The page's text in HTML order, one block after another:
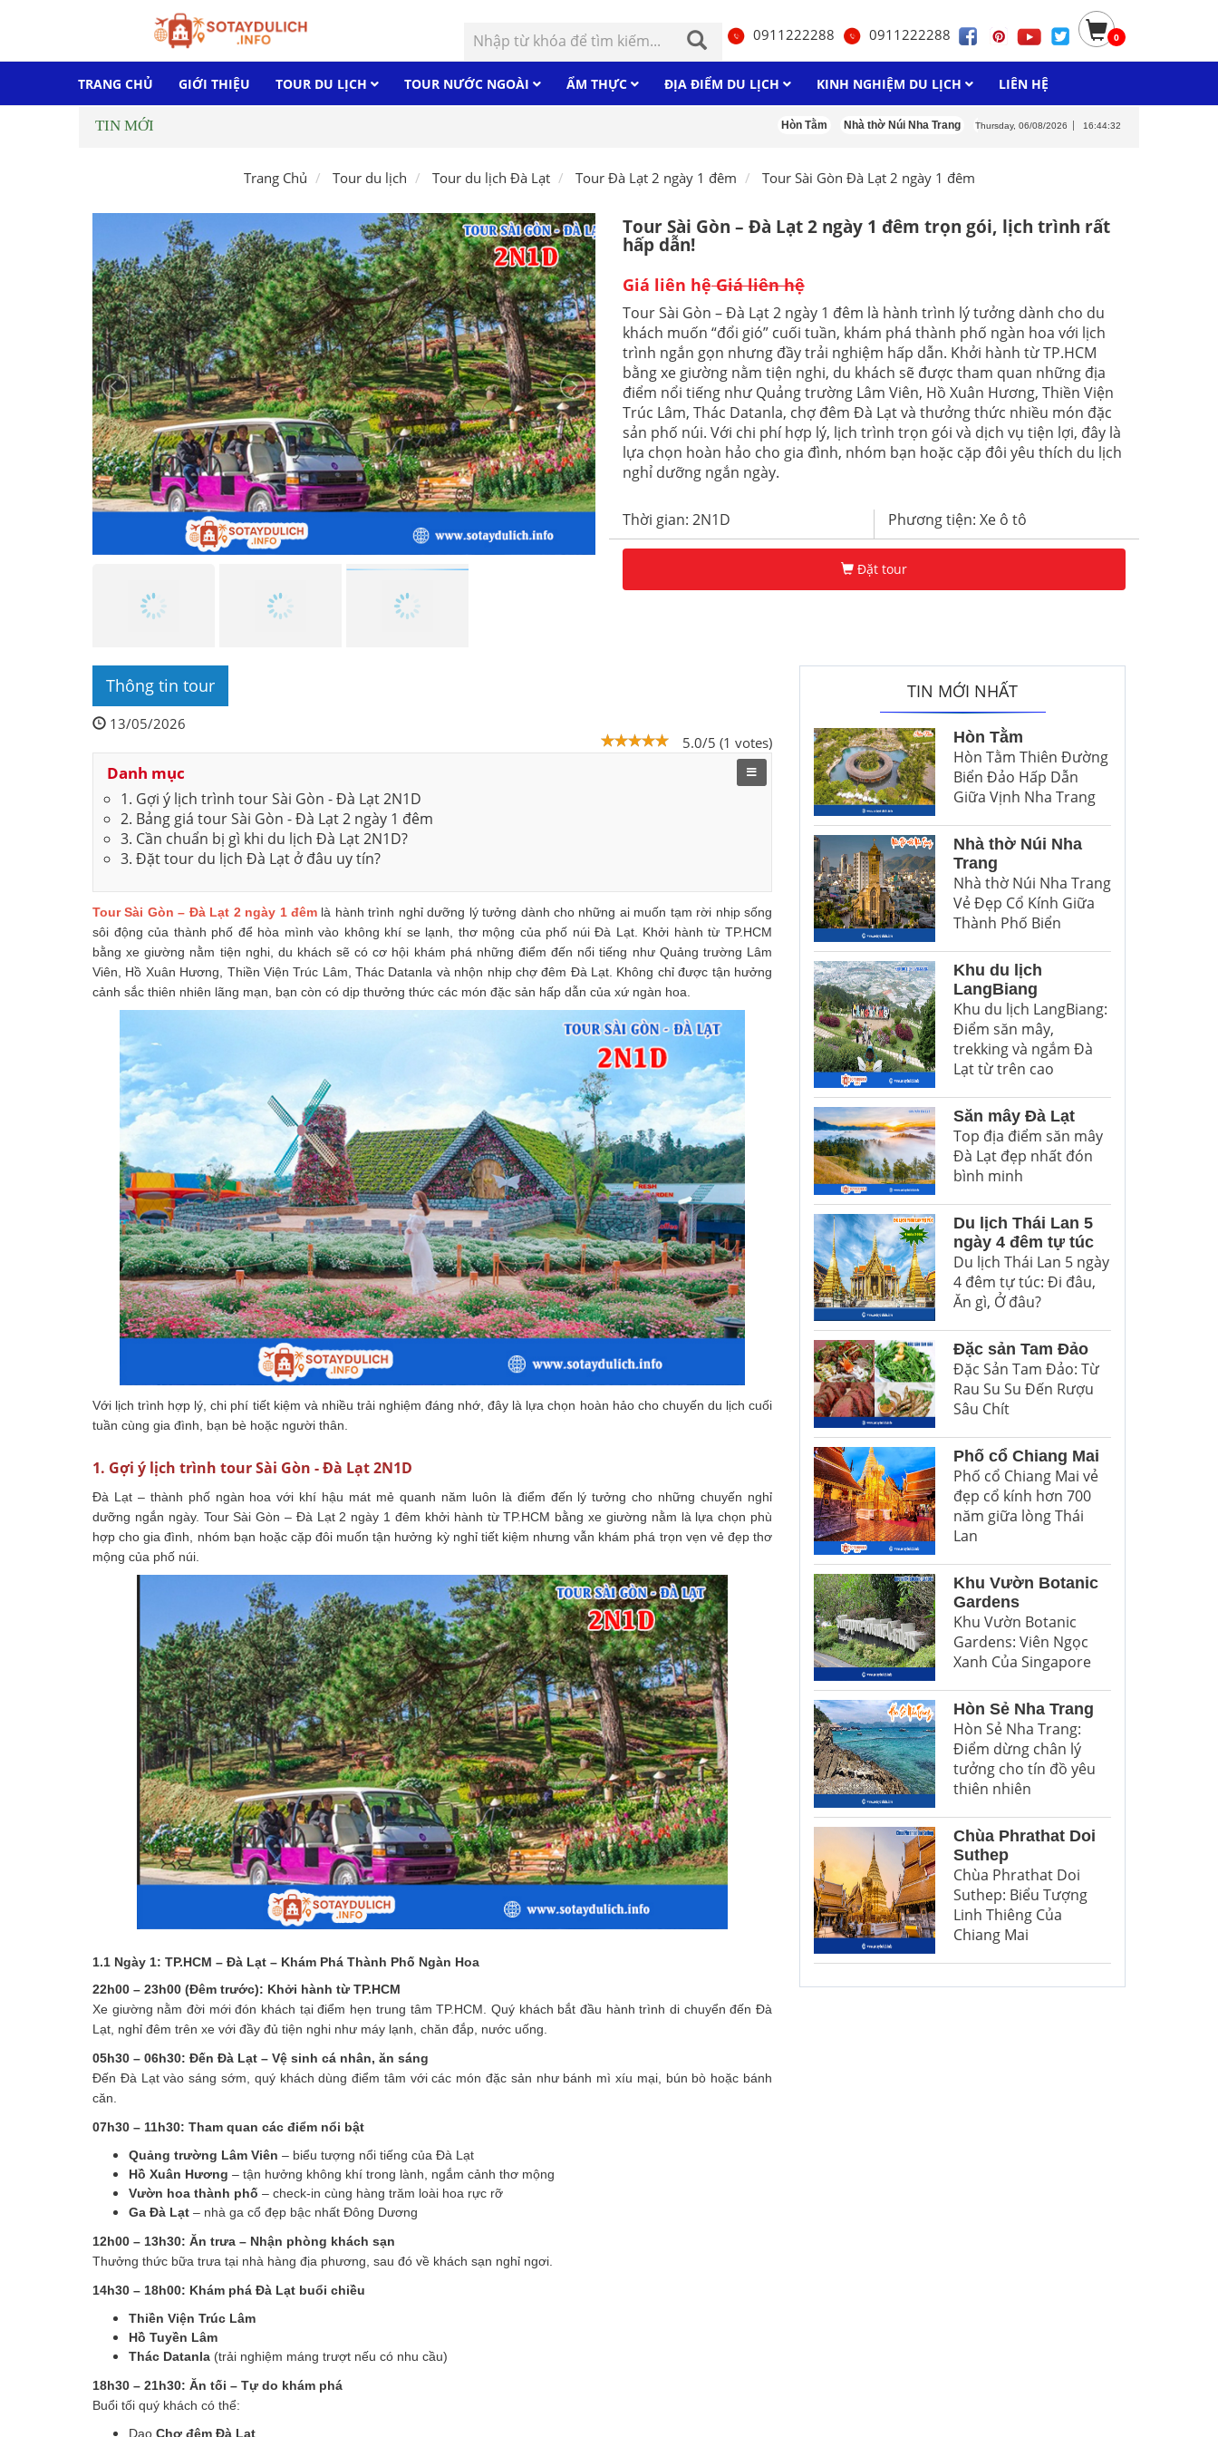
0911222288 0911222288 0
TRANG CHỦ GIỚI THIỆU TOUR DU LỊCH TOUR NƯỚC NGOÀI ẨM THỰC ĐỊA ĐIỂM DU LỊCH KINH NGHIỆM DU LỊCH LIÊN HỆ
TIN MỚI Hòn Tằm Nhà thờ Núi Nha Trang Khu du lịch LangBiang Săn mây Đà Lạt
Thursday, 06/08/2026 16:44:33
Trang Chủ Tour du lịch Tour du lịch Đà Lạt Tour Đà Lạt 2 ngày 1 đêm Tour Sài Gòn Đà Lạt 2 ngày 1 đêm
Tour Sài Gòn – Đà Lạt 2 ngày 1 đêm trọn gói, lịch trình rất
hấp dẫn!
Giá liên hệGiá liên hệ
Tour Sài Gòn – Đà Lạt 2 ngày 1 đêm là hành trình lý tưởng dành cho du
khách muốn “đổi gió” cuối tuần, khám phá thành phố ngàn hoa với lịch
trình ngắn gọn nhưng đầy trải nghiệm hấp dẫn. Khởi hành từ TP.HCM
bằng xe giường nằm tiện nghi, du khách sẽ được tham quan những địa
điểm nổi tiếng như Quảng trường Lâm Viên, Hồ Xuân Hương, Thiền Viện
Trúc Lâm, Thác Datanla, chợ đêm Đà Lạt và thưởng thức nhiều món đặc
sản phố núi. Với chi phí hợp lý, lịch trình trọn gói và dịch vụ tiện lợi, đây là
lựa chọn hoàn hảo cho gia đình, nhóm bạn hoặc cặp đôi yêu thích du lịch
nghỉ dưỡng ngắn ngày.
Thời gian: 2N1D Phương tiện: Xe ô tô
Đặt tour
Thông tin tour
13/05/2026
5.0/5 (1 votes)
Danh mục
1. Gợi ý lịch trình tour Sài Gòn - Đà Lạt 2N1D
2. Bảng giá tour Sài Gòn - Đà Lạt 2 ngày 1 đêm
3. Cần chuẩn bị gì khi du lịch Đà Lạt 2N1D?
3. Đặt tour du lịch Đà Lạt ở đâu uy tín?
Tour Sài Gòn – Đà Lạt 2 ngày 1 đêm là hành trình nghỉ dưỡng lý tưởng dành cho những ai muốn tạm rời nhịp sống
sôi động của thành phố để hòa mình vào không khí se lạnh, thơ mộng của phố núi Đà Lạt. Khởi hành từ TP.HCM
bằng xe giường nằm tiện nghi, du khách sẽ có cơ hội khám phá những điểm đến nổi tiếng như Quảng trường Lâm
Viên, Hồ Xuân Hương, Thiền Viện Trúc Lâm, Thác Datanla và nhộn nhịp chợ đêm Đà Lạt. Không chỉ được tận hưởng
cảnh sắc thiên nhiên lãng mạn, bạn còn có dịp thưởng thức các món đặc sản hấp dẫn của xứ ngàn hoa.
Với lịch trình hợp lý, chi phí tiết kiệm và nhiều trải nghiệm đáng nhớ, đây là lựa chọn hoàn hảo cho chuyến du lịch cuối
tuần cùng gia đình, bạn bè hoặc người thân.
1. Gợi ý lịch trình tour Sài Gòn - Đà Lạt 2N1D
Đà Lạt – thành phố ngàn hoa với khí hậu mát mẻ quanh năm luôn là điểm đến lý tưởng cho những chuyến nghỉ
dưỡng ngắn ngày. Tour Sài Gòn – Đà Lạt 2 ngày 1 đêm khởi hành từ TP.HCM bằng xe giường nằm là lựa chọn phù
hợp cho gia đình, nhóm bạn hoặc cặp đôi muốn tận hưởng kỳ nghỉ tiết kiệm nhưng vẫn khám phá trọn vẹn vẻ đẹp thơ
mộng của phố núi.
1.1 Ngày 1: TP.HCM – Đà Lạt – Khám Phá Thành Phố Ngàn Hoa
22h00 – 23h00 (Đêm trước): Khởi hành từ TP.HCM
Xe giường nằm đời mới đón khách tại điểm hẹn trung tâm TP.HCM. Quý khách bắt đầu hành trình di chuyển đến Đà
Lạt, nghỉ đêm trên xe với đầy đủ tiện nghi như máy lạnh, chăn đắp, nước uống.
05h30 – 06h30: Đến Đà Lạt – Vệ sinh cá nhân, ăn sáng
Đến Đà Lạt vào sáng sớm, quý khách dùng điểm tâm với các món đặc sản như bánh mì xíu mại, bún bò hoặc bánh
căn.
07h30 – 11h30: Tham quan các điểm nổi bật
Quảng trường Lâm Viên – biểu tượng nổi tiếng của Đà Lạt
Hồ Xuân Hương – tận hưởng không khí trong lành, ngắm cảnh thơ mộng
Vườn hoa thành phố – check-in cùng hàng trăm loài hoa rực rỡ
Ga Đà Lạt – nhà ga cổ đẹp bậc nhất Đông Dương
12h00 – 13h30: Ăn trưa – Nhận phòng khách sạn
Thưởng thức bữa trưa tại nhà hàng địa phương, sau đó về khách sạn nghỉ ngơi.
14h30 – 18h00: Khám phá Đà Lạt buổi chiều
Thiền Viện Trúc Lâm
Hồ Tuyền Lâm
Thác Datanla (trải nghiệm máng trượt nếu có nhu cầu)
18h30 – 21h30: Ăn tối – Tự do khám phá
Buổi tối quý khách có thể:
Dạo Chợ đêm Đà Lạt
TIN MỚI NHẤT
Hòn Tằm
Hòn Tằm Thiên Đường
Biển Đảo Hấp Dẫn
Giữa Vịnh Nha Trang
Nhà thờ Núi Nha
Trang
Nhà thờ Núi Nha Trang
Vẻ Đẹp Cổ Kính Giữa
Thành Phố Biển
Khu du lịch
LangBiang
Khu du lịch LangBiang:
Điểm săn mây,
trekking và ngắm Đà
Lạt từ trên cao
Săn mây Đà Lạt
Top địa điểm săn mây
Đà Lạt đẹp nhất đón
bình minh
Du lịch Thái Lan 5
ngày 4 đêm tự túc
Du lịch Thái Lan 5 ngày
4 đêm tự túc: Đi đâu,
Ăn gì, Ở đâu?
Đặc sản Tam Đảo
Đặc Sản Tam Đảo: Từ
Rau Su Su Đến Rượu
Sâu Chít
Phố cổ Chiang Mai
Phố cổ Chiang Mai vẻ
đẹp cổ kính hơn 700
năm giữa lòng Thái
Lan
Khu Vườn Botanic
Gardens
Khu Vườn Botanic
Gardens: Viên Ngọc
Xanh Của Singapore
Hòn Sẻ Nha Trang
Hòn Sẻ Nha Trang:
Điểm dừng chân lý
tưởng cho tín đồ yêu
thiên nhiên
Chùa Phrathat Doi
Suthep
Chùa Phrathat Doi
Suthep: Biểu Tượng
Linh Thiêng Của
Chiang Mai